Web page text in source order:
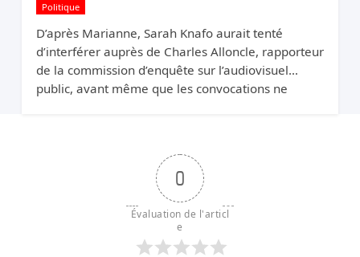
Politique
D’après Marianne, Sarah Knafo aurait tenté
d’interférer auprès de Charles Alloncle, rapporteur
de la commission d’enquête sur l’audiovisuel
public, avant même que les convocations ne
0
Évaluation de l'articl
e